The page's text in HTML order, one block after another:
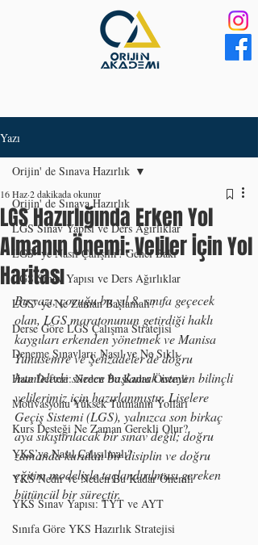
Yazı
Orijin' de Sınava Hazırlık
LGS Sınav Yapısı ve Ders Ağırlıklar
LGS’ ye Nasıl Çalışılır? Genel Bakı
LGS Sınav Yapısı ve Ders Ağırlıklar
LGS’ ye Ne Zaman Başlamalı?
Derse Göre LGS Çalışma Stratejisi
Deneme Sınavları: Nasıl ve Ne Sıklı
Hata Defteri: Neden Bu Kadar Önemli
Motivasyonu Yüksek Tutmanın Yolları
Kurs Desteği Ne Zaman Gerekli Olur?
YKS’ye Nasıl Çalışılmalı?
YKS Nedir ve Neden Bu Kadar Önemli
YKS Sınav Yapısı: TYT ve AYT
Sınıfa Göre YKS Hazırlık Stratejisi
Orijin' de Sınava Hazırlık
LGS Hazırlığında Erken Yol
Almanın Önemi: Veliler İçin Yol
Haritası
16 Haz2 dakikada okunur
Bu yazı; çocuğu bu yıl 8. sınıfa geçecek
olan, LGS maratonunun getirdiği haklı
kaygıları erkenden yönetmek ve Manisa
Yunusemre ve Şehzadeler'de doğru
hamlelerle sürece başlamak isteyen bilinçli
velilerimiz için hazırlanmıştır. Liselere
Geçiş Sistemi (LGS), yalnızca son birkaç
aya sıkıştırılacak bir sınav değil; doğru
zamanda kurulan bir disiplin ve doğru
eğitim modeliyle taçlandırılması gereken
bütüncül bir süreçtir.